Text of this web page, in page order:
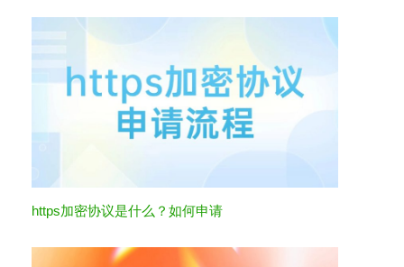
https加密协议是什么？如何申请